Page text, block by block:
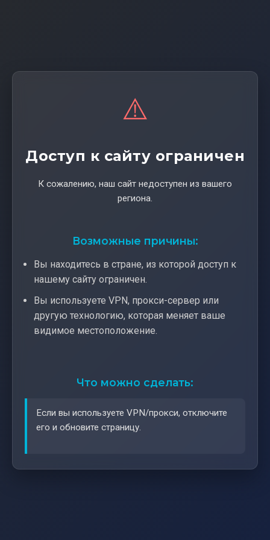
⚠️
Доступ к сайту ограничен
К сожалению, наш сайт недоступен из вашего
региона.
Возможные причины:
Вы находитесь в стране, из которой доступ к
нашему сайту ограничен.
Вы используете VPN, прокси-сервер или
другую технологию, которая меняет ваше
видимое местоположение.
Что можно сделать:
Если вы используете VPN/прокси, отключите
его и обновите страницу.